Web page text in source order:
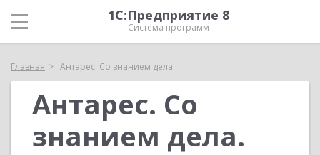
1С:Предприятие 8
Система программ
Главная Антарес. Со знанием дела.
Антарес. Со
знанием дела.